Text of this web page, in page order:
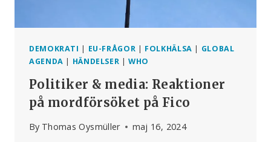
DEMOKRATI | EU-FRÅGOR | FOLKHÄLSA | GLOBAL
AGENDA | HÄNDELSER |WHO
Politiker & media: Reaktioner
på mordförsöket på Fico
By Thomas Oysmüller maj 16, 2024